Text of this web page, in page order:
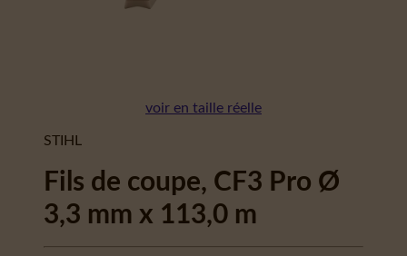
voir en taille réelle
STIHL
Fils de coupe, CF3 Pro Ø
3,3 mm x 113,0 m